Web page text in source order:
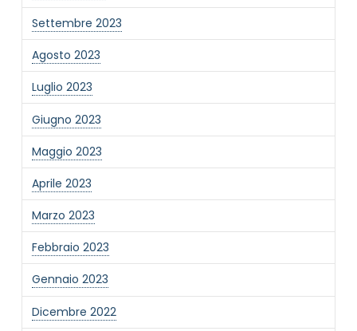
Settembre 2023
Agosto 2023
Luglio 2023
Giugno 2023
Maggio 2023
Aprile 2023
Marzo 2023
Febbraio 2023
Gennaio 2023
Dicembre 2022